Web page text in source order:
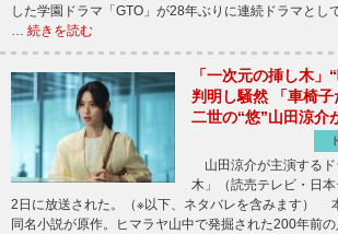
した学園ドラマ「GTO」が28年ぶりに連続ドラマとし
続きを読む
「一次元の挿し木
判明し騒然 「車椅
二世の“悠”山田涼介
山田涼介が主演するド
木」（読売テレビ・日本
2日に放送された。（※以下、ネタバレを含みます）
同名小説が原作。ヒマラヤ山中で発掘された200年前